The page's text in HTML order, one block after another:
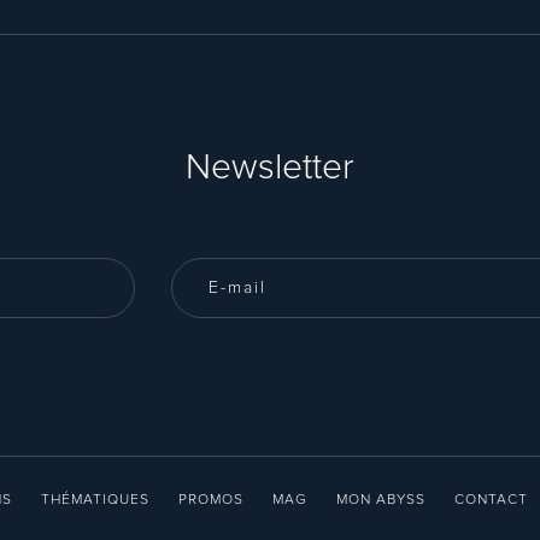
Newsletter
THÉMATIQUES PROMOS MAG MON ABYSS CONTACT